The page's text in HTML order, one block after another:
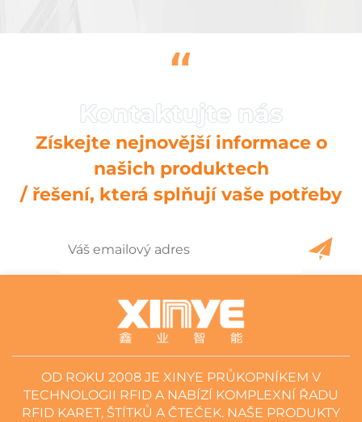
“
Získejte nejnovější informace o
našich produktech
/ řešení, která splňují vaše potřeby
OD ROKU 2008 JE XINYE PRŮKOPNÍKEM V
TECHNOLOGII RFID A NABÍZÍ KOMPLEXNÍ ŘADU
RFID KARET, ŠTÍTKŮ A ČTEČEK. NAŠE PRODUKTY